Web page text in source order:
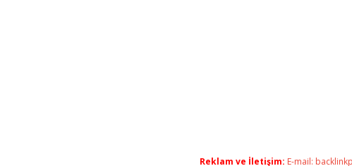
Reklam ve İletişim: E-mail: